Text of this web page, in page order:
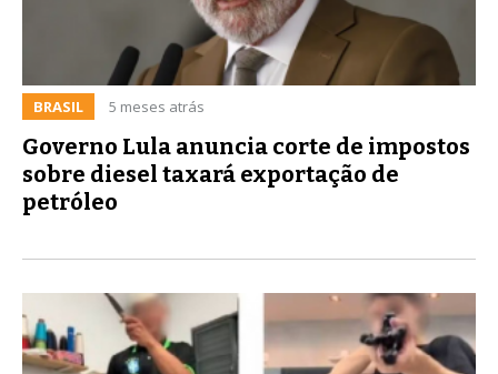
BRASIL 5 meses atrás
Governo Lula anuncia corte de impostos
sobre diesel taxará exportação de
petróleo